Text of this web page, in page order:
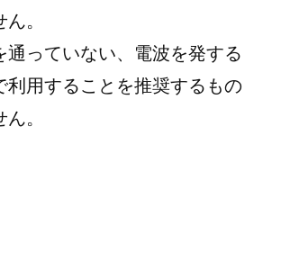
。
通っていない、電波を発する
利用することを推奨するもの
。